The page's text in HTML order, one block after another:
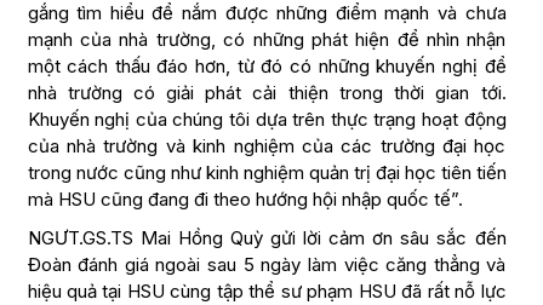
gắng tìm hiểu để nắm được những điểm mạnh và chưa
mạnh của nhà trường, có những phát hiện để nhìn nhận
một cách thấu đáo hơn, từ đó có những khuyến nghị để
nhà trường có giải phát cải thiện trong thời gian tới.
Khuyến nghị của chúng tôi dựa trên thực trạng hoạt động
của nhà trường và kinh nghiệm của các trường đại học
trong nước cũng như kinh nghiệm quản trị đại học tiên tiến
mà HSU cũng đang đi theo hướng hội nhập quốc tế”.
NGƯT.GS.TS Mai Hồng Quỳ gửi lời cảm ơn sâu sắc đến
Đoàn đánh giá ngoài sau 5 ngày làm việc căng thẳng và
hiệu quả tại HSU cùng tập thể sư phạm HSU đã rất nỗ lực